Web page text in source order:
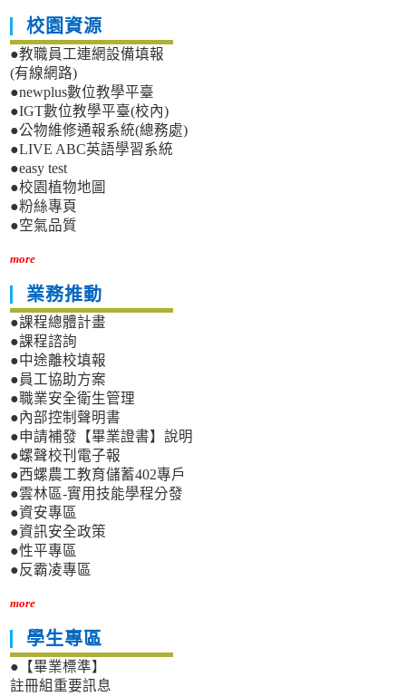
校園資源
●教職員工連網設備填報
(有線網路)
●newplus數位教學平臺
●IGT數位教學平臺(校內)
●公物維修通報系統(總務處)
●LIVE ABC英語學習系統
●easy test
●校園植物地圖
●粉絲專頁
●空氣品質
more
業務推動
●課程總體計畫
●課程諮詢
●中途離校填報
●員工協助方案
●職業安全衛生管理
●內部控制聲明書
●申請補發【畢業證書】說明
●螺聲校刊電子報
●西螺農工教育儲蓄402專戶
●雲林區-實用技能學程分發
●資安專區
●資訊安全政策
●性平專區
●反霸凌專區
more
學生專區
●【畢業標準】
註冊組重要訊息